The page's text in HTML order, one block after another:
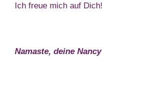
Ich freue mich auf Dich!
Namaste, deine Nancy